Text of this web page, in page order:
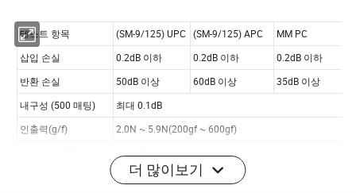
더 많이보기